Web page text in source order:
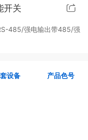
国） 智能开关
开关
485/强电输出带485/强
设备 产品色号